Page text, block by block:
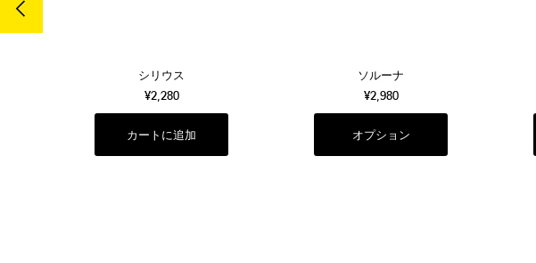
シリウス
¥2,280
ソルーナ
¥2,980
オプション